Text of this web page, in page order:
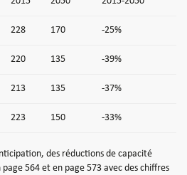
228 170 -25%
220 135 -39%
213 135 -37%
223 150 -33%
des réductions de capacité
564 et en page 573 avec des chiffres